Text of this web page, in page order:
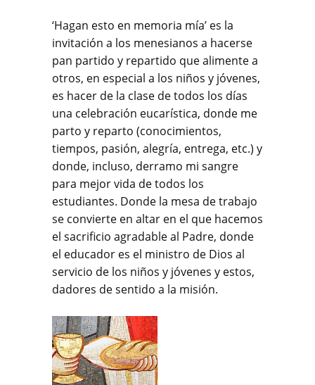
‘Hagan esto en memoria mía’ es la
invitación a los menesianos a hacerse
pan partido y repartido que alimente a
otros, en especial a los niños y jóvenes,
es hacer de la clase de todos los días
una celebración eucarística, donde me
parto y reparto (conocimientos,
tiempos, pasión, alegría, entrega, etc.) y
donde, incluso, derramo mi sangre
para mejor vida de todos los
estudiantes. Donde la mesa de trabajo
se convierte en altar en el que hacemos
el sacrificio agradable al Padre, donde
el educador es el ministro de Dios al
servicio de los niños y jóvenes y estos,
dadores de sentido a la misión.